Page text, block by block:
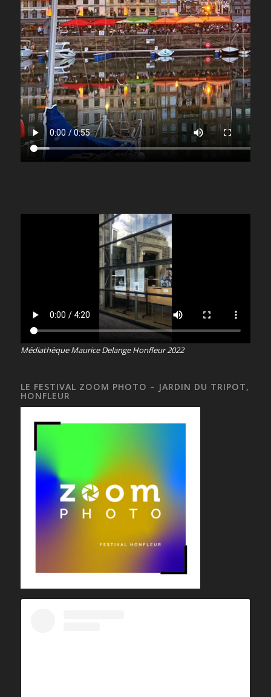
Médiathèque Maurice Delange Honfleur 2022
LE FESTIVAL ZOOM PHOTO – JARDIN DU TRIPOT,
HONFLEUR